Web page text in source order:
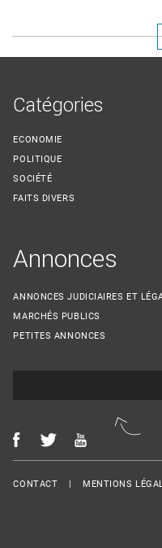
Catégories
ECONOMIE
POLITIQUE
SOCIÉTÉ
FAITS DIVERS
Annonces
ANNONCES JUDICIAIRES ET
MARCHÉS PUBLICS
PETITES ANNONCES
Menu Footer
CONTACT MENTIONS